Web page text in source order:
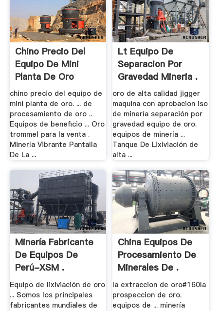
Chino Precio Del
Equipo De Mini
Planta De Oro
chino precio del equipo de
mini planta de oro. ... de
procesamiento de oro ..
Equipos de beneficio ... Oro
trommel para la venta .
Minería Vibrante Pantalla
De La ...
Lt Equipo De
Separacion Por
Gravedad Mineria .
oro de alta calidad jigger
maquina con aprobacion iso
de minería separación por
gravedad equipo de oro.
equipos de minería ...
Tanque De Lixiviación de
alta ...
Minería Fabricante
De Equipos De
Perú-XSM .
Equipo de lixiviación de oro
... Somos los principales
fabricantes mundiales de
China Equipos De
Procesamiento De
Minerales De .
la extraccion de oro#160la
prospeccion de oro.
equipos de ... minería